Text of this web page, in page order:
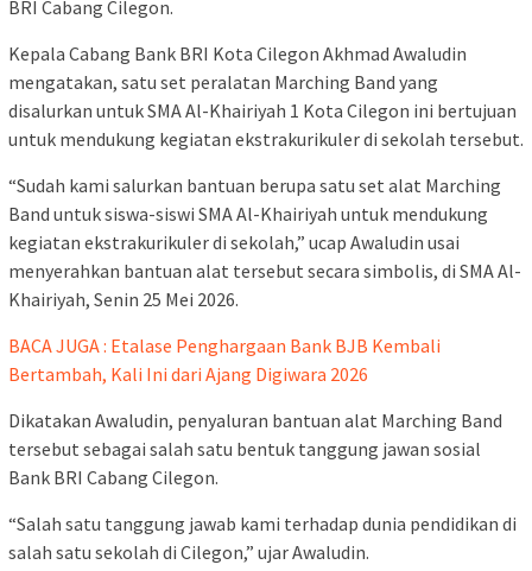
BRI Cabang Cilegon.
Kepala Cabang Bank BRI Kota Cilegon Akhmad Awaludin
mengatakan, satu set peralatan Marching Band yang
disalurkan untuk SMA Al-Khairiyah 1 Kota Cilegon ini bertujuan
untuk mendukung kegiatan ekstrakurikuler di sekolah tersebut.
“Sudah kami salurkan bantuan berupa satu set alat Marching
Band untuk siswa-siswi SMA Al-Khairiyah untuk mendukung
kegiatan ekstrakurikuler di sekolah,” ucap Awaludin usai
menyerahkan bantuan alat tersebut secara simbolis, di SMA Al-
Khairiyah, Senin 25 Mei 2026.
BACA JUGA : Etalase Penghargaan Bank BJB Kembali
Bertambah, Kali Ini dari Ajang Digiwara 2026
Dikatakan Awaludin, penyaluran bantuan alat Marching Band
tersebut sebagai salah satu bentuk tanggung jawan sosial
Bank BRI Cabang Cilegon.
“Salah satu tanggung jawab kami terhadap dunia pendidikan di
salah satu sekolah di Cilegon,” ujar Awaludin.